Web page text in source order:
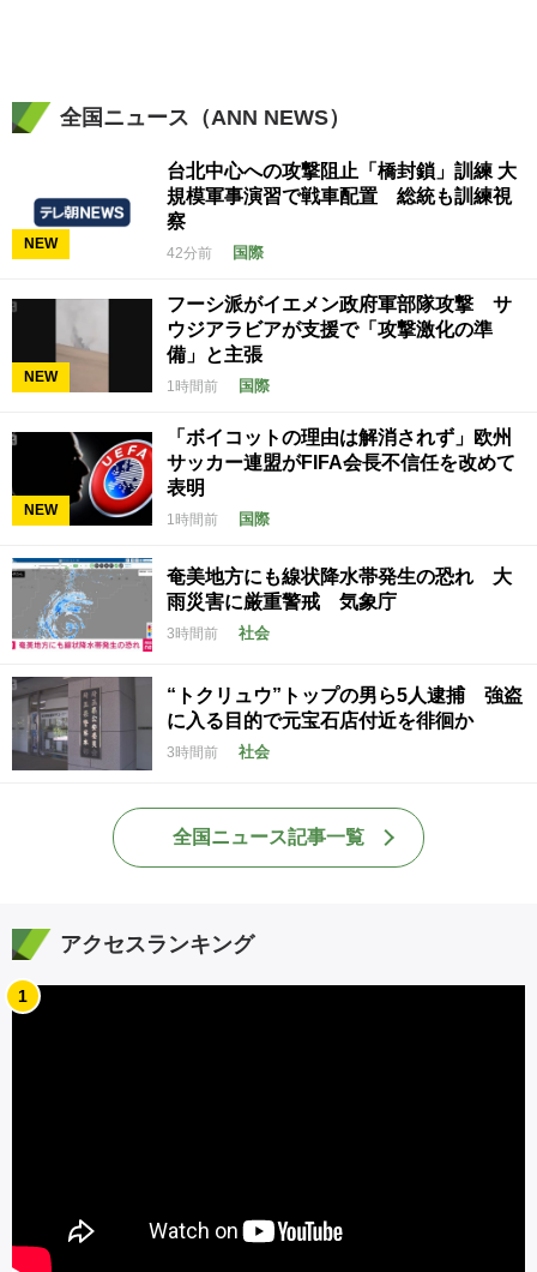
全国ニュース（ANN NEWS）
NEW
台北中心への攻撃阻止「橋封鎖」訓練 大
規模軍事演習で戦車配置 総統も訓練視
察
42分前 国際
NEW
フーシ派がイエメン政府軍部隊攻撃 サ
ウジアラビアが支援で「攻撃激化の準
備」と主張
1時間前 国際
NEW
「ボイコットの理由は解消されず」欧州
サッカー連盟がFIFA会長不信任を改めて
表明
1時間前 国際
奄美地方にも線状降水帯発生の恐れ 大
雨災害に厳重警戒 気象庁
3時間前 社会
“トクリュウ”トップの男ら5人逮捕 強盗
に入る目的で元宝石店付近を徘徊か
3時間前 社会
全国ニュース記事一覧
アクセスランキング
1